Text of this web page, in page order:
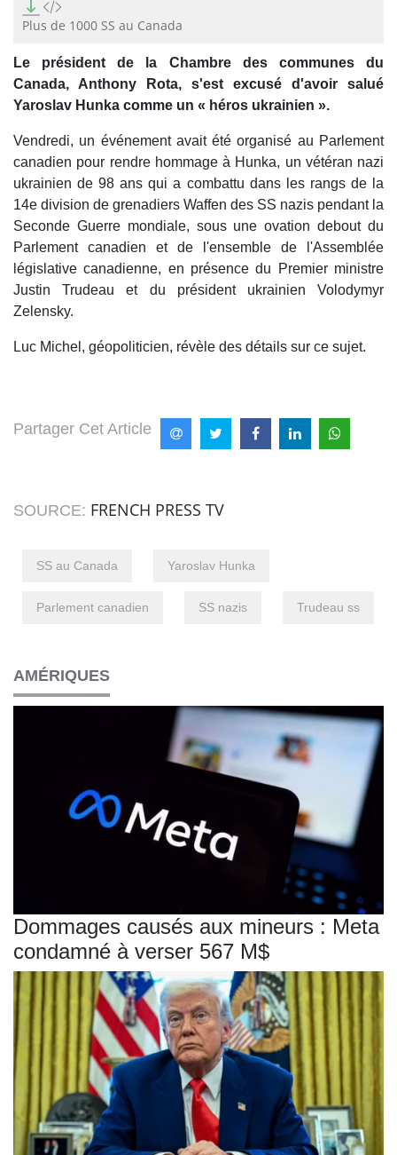
seconds
of
23
seconds
Plus de 1000 SS au Canada
Le président de la Chambre des communes du
Canada, Anthony Rota, s'est excusé d'avoir salué
Yaroslav Hunka comme un « héros ukrainien ».
Vendredi, un événement avait été organisé au Parlement
canadien pour rendre hommage à Hunka, un vétéran nazi
ukrainien de 98 ans qui a combattu dans les rangs de la
14e division de grenadiers Waffen des SS nazis pendant la
Seconde Guerre mondiale, sous une ovation debout du
Parlement canadien et de l'ensemble de l'Assemblée
législative canadienne, en présence du Premier ministre
Justin Trudeau et du président ukrainien Volodymyr
Zelensky.
Luc Michel, géopoliticien, révèle des détails sur ce sujet.
Partager Cet Article
SOURCE: FRENCH PRESS TV
SS au Canada Yaroslav Hunka
Parlement canadien SS nazis Trudeau ss
AMÉRIQUES
Dommages causés aux mineurs : Meta
condamné à verser 567 M$